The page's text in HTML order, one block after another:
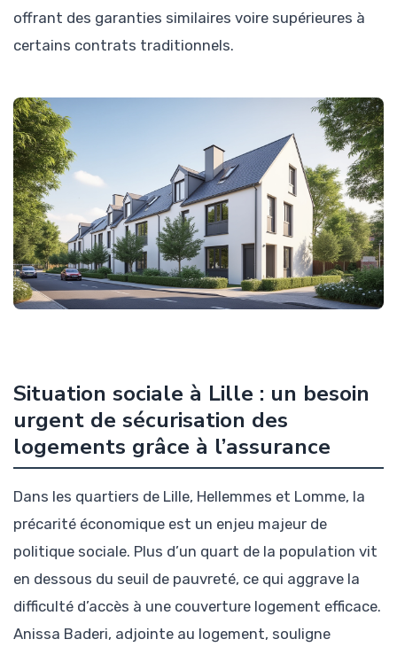
offrant des garanties similaires voire supérieures à
certains contrats traditionnels.
Situation sociale à Lille : un besoin
urgent de sécurisation des
logements grâce à l’assurance
Dans les quartiers de Lille, Hellemmes et Lomme, la
précarité économique est un enjeu majeur de
politique sociale. Plus d’un quart de la population vit
en dessous du seuil de pauvreté, ce qui aggrave la
difficulté d’accès à une couverture logement efficace.
Anissa Baderi, adjointe au logement, souligne